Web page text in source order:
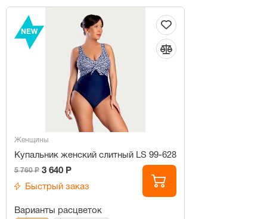
NEW
Женщины
Купальник женский слитный LS 99-628
5 760 Р 3 640 Р
Быстрый заказ
Варианты расцветок